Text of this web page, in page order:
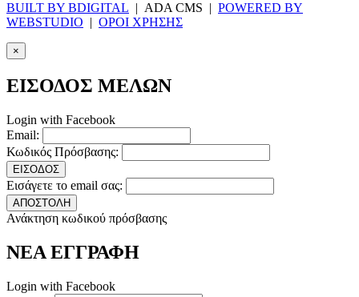
BUILT BY BDIGITAL | ADA CMS | POWERED BY
WEBSTUDIO | ΟΡΟΙ ΧΡΗΣΗΣ
×
ΕΙΣΟΔΟΣ ΜΕΛΩΝ
Login with Facebook
Email:
Κωδικός Πρόσβασης:
ΕΙΣΟΔΟΣ
Εισάγετε το email σας:
ΑΠΟΣΤΟΛΗ
Ανάκτηση κωδικού πρόσβασης
ΝΕΑ ΕΓΓΡΑΦΗ
Login with Facebook